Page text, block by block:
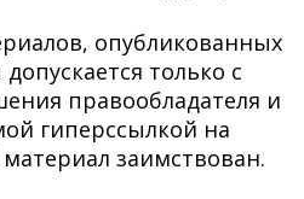
опубликованных
только с
правообладателя и
гиперссылкой на
заимствован.